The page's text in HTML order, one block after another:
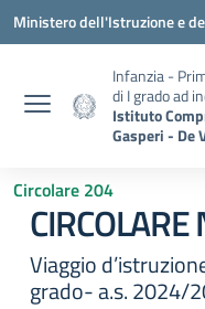
Vai ai contenuti
Vai al menu di navigazione
Vai al footer
Ministero dell'Istruzione e
Infanzia -
di I grado ad
Istituto
Gasperi - De
Circolare 204
Viaggio
grado- a.s. 2024/